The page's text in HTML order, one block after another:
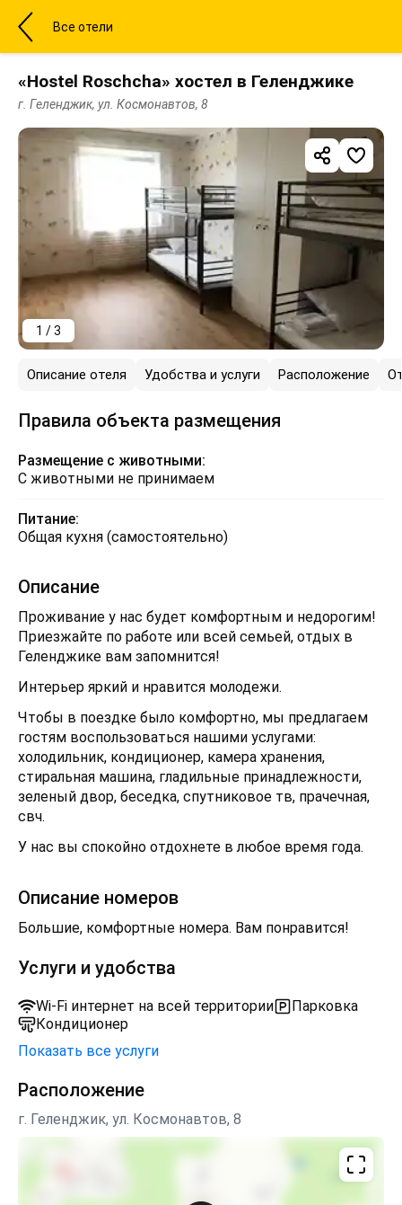
Все отели
«Hostel Roschcha» хостел в Геленджике
г. Геленджик, ул. Космонавтов, 8
1 / 3
Описание отеля Удобства и услуги Расположение
Правила объекта размещения
Размещение с животными:
С животными не принимаем
Питание:
Общая кухня (самостоятельно)
Описание
Проживание у нас будет комфортным и недорогим!
Приезжайте по работе или всей семьей, отдых в
Геленджике вам запомнится!
Интерьер яркий и нравится молодежи.
Чтобы в поездке было комфортно, мы предлагаем
гостям воспользоваться нашими услугами:
холодильник, кондиционер, камера хранения,
стиральная машина, гладильные принадлежности,
зеленый двор, беседка, спутниковое тв, прачечная,
свч.
У нас вы спокойно отдохнете в любое время года.
Описание номеров
Большие, комфортные номера. Вам понравится!
Услуги и удобства
Wi-Fi интернет на всей территории
Парковка
Кондиционер
Показать все услуги
Расположение
г. Геленджик, ул. Космонавтов, 8